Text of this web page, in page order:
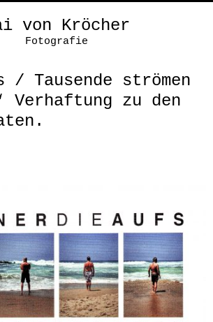
von Kröcher
Fotografie
/ Tausende strömen
Verhaftung zu den